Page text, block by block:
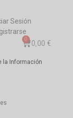
Sesión
0,00 €
0
la Información